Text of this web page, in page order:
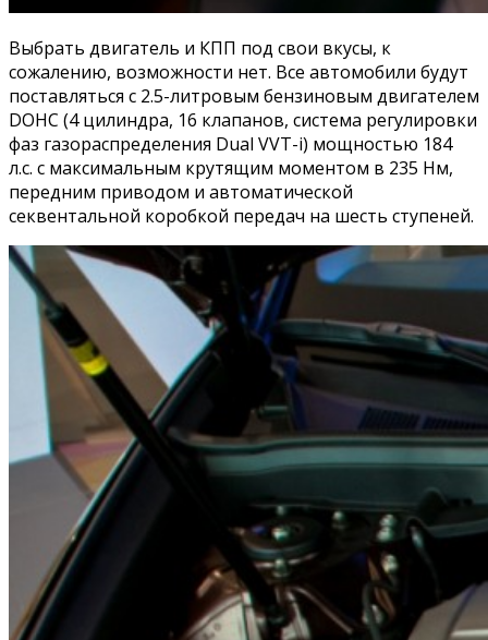
Выбрать двигатель и КПП под свои вкусы, к
сожалению, возможности нет. Все автомобили будут
поставляться с 2.5-литровым бензиновым двигателем
DOHC (4 цилиндра, 16 клапанов, система регулировки
фаз газораспределения Dual VVT-i) мощностью 184
л.с. с максимальным крутящим моментом в 235 Нм,
передним приводом и автоматической
секвентальной коробкой передач на шесть ступеней.